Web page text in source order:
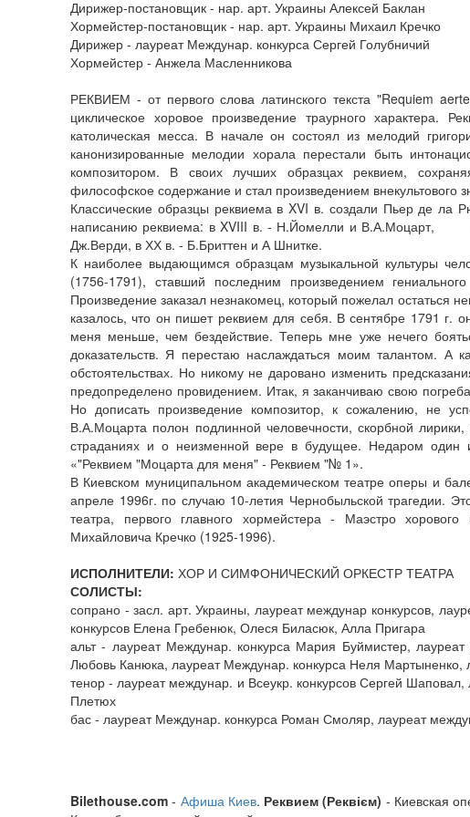
Дирижер-постановщик - нар. арт. Украины Алексей Баклан
Хормейстер-постановщик - нар. арт. Украины Михаил Кречко
Дирижер - лауреат Междунар. конкурса Сергей Голубничий
Хормейстер - Анжела Масленникова
РЕКВИЕМ - от первого слова латинского текста "Requiem
циклическое хоровое произведение траурного характера.
католическая месса. В начале он состоял из мелодий
канонизированные мелодии хорала перестали быть
композитором. В своих лучших образцах реквием,
философское содержание и стал произведением внекультового
Классические образцы реквиема в XVI в. создали Пьер де
написанию реквиема: в XVIII в. - Н.Йомелли и В.А.Моцарт,
Дж.Верди, в ХХ в. - Б.Бриттен и А Шнитке.
К наиболее выдающимся образцам музыкальной культуры
(1756-1791), ставший последним произведением
Произведение заказал незнакомец, который пожелал остаться
казалось, что он пишет реквием для себя. В сентябре 1791 г.
меня меньше, чем бездействие. Теперь мне уже нечего
доказательств. Я перестаю наслаждаться моим талантом. А
обстоятельствах. Но никому не даровано изменить
предопределено провидением. Итак, я заканчиваю свою
Но дописать произведение композитор, к сожалению, не
В.А.Моцарта полон подлинной человечности, скорбной
страданиях и о неизменной вере в будущее. Недаром
«"Реквием "Моцарта для меня" - Реквием "№ 1».
В Киевском муниципальном академическом театре оперы и
апреле 1996г. по случаю 10-летия Чернобыльской трагедии.
театра, первого главного хормейстера - Маэстро
Михайловича Кречко (1925-1996).
ИСПОЛНИТЕЛИ: ХОР И СИМФОНИЧЕСКИЙ ОРКЕСТР ТЕАТРА
СОЛИСТЫ:
сопрано - засл. арт. Украины, лауреат междунар конкурсов,
конкурсов Елена Гребенюк, Олеся Биласюк, Алла Пригара
альт - лауреат Междунар. конкурса Мария Буймистер,
Любовь Канюка, лауреат Междунар. конкурса Неля Мартыненко,
тенор - лауреат междунар. и Всеукр. конкурсов Сергей
Плетюх
бас - лауреат Междунар. конкурса Роман Смоляр, лауреат
Bilethouse.com - Афиша Киев. Реквием (Реквієм) - Киевская